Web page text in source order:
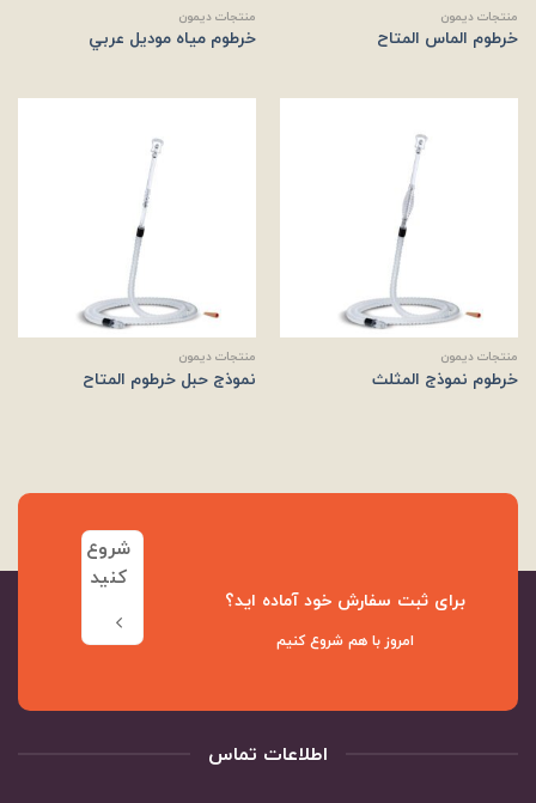
منتجات ديمون
خرطوم الماس المتاح
منتجات ديمون
خرطوم مياه موديل عربي
منتجات ديمون
خرطوم نموذج المثلث
منتجات ديمون
نموذج حبل خرطوم المتاح
برای ثبت سفارش خود آماده اید؟
امروز با هم شروع کنیم
شروع
کنید
اطلاعات تماس